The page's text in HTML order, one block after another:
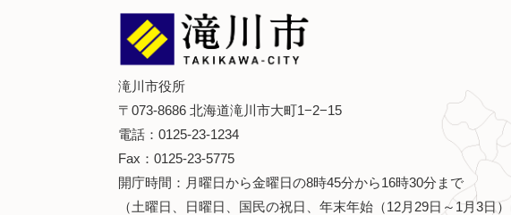
滝川市役所
〒073-8686 北海道滝川市大町1−2−15
電話：0125-23-1234
Fax：0125-23-5775
開庁時間：月曜日から金曜日の8時45分から16時30分まで
（土曜日、日曜日、国民の祝日、年末年始（12月29日～1月3日